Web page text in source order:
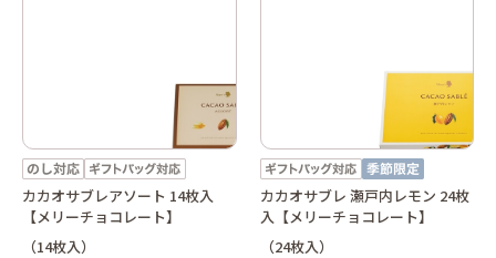
カカオサブレアソート 14枚入
【メリーチョコレート】
（14枚入）
カカオサブレ 瀬戸内レモン 24枚
入【メリーチョコレート】
（24枚入）